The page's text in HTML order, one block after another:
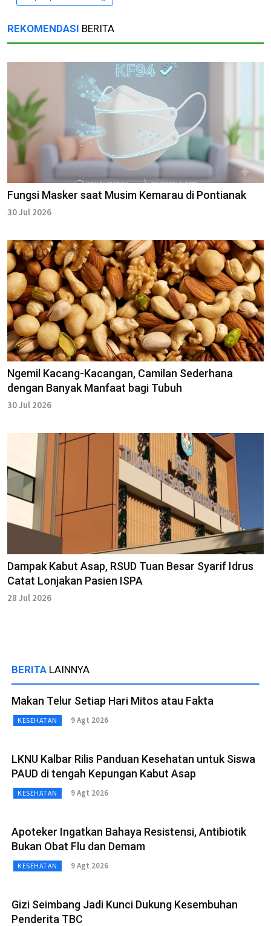
REKOMENDASI BERITA
Fungsi Masker saat Musim Kemarau di Pontianak
30 Jul 2026
Ngemil Kacang-Kacangan, Camilan Sederhana
dengan Banyak Manfaat bagi Tubuh
30 Jul 2026
Dampak Kabut Asap, RSUD Tuan Besar Syarif Idrus
Catat Lonjakan Pasien ISPA
28 Jul 2026
BERITA LAINNYA
Makan Telur Setiap Hari Mitos atau Fakta
KESEHATAN 9 Agt 2026
LKNU Kalbar Rilis Panduan Kesehatan untuk Siswa
PAUD di tengah Kepungan Kabut Asap
KESEHATAN 9 Agt 2026
Apoteker Ingatkan Bahaya Resistensi, Antibiotik
Bukan Obat Flu dan Demam
KESEHATAN 9 Agt 2026
Gizi Seimbang Jadi Kunci Dukung Kesembuhan
Penderita TBC